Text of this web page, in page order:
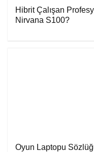
Hibrit Çalışan
Nirvana S100?
Oyun Laptopu